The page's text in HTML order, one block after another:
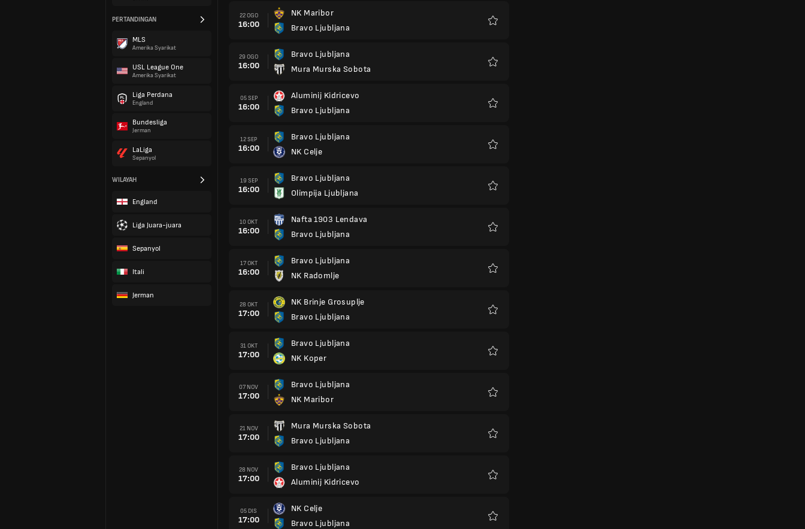
PERTANDINGAN
MLS
Amerika Syarikat
USL League One
Amerika Syarikat
Liga Perdana
England
Bundesliga
Jerman
LaLiga
Sepanyol
WILAYAH
England
Liga Juara-juara
Sepanyol
Itali
Jerman
22 OGO
16:00
NK Maribor
Bravo Ljubljana
29 OGO
16:00
Bravo Ljubljana
Mura Murska Sobota
05 SEP
16:00
Aluminij Kidricevo
Bravo Ljubljana
12 SEP
16:00
Bravo Ljubljana
NK Celje
19 SEP
16:00
Bravo Ljubljana
Olimpija Ljubljana
10 OKT
16:00
Nafta 1903 Lendava
Bravo Ljubljana
17 OKT
16:00
Bravo Ljubljana
NK Radomlje
28 OKT
17:00
NK Brinje Grosuplje
Bravo Ljubljana
31 OKT
17:00
Bravo Ljubljana
NK Koper
07 NOV
17:00
Bravo Ljubljana
NK Maribor
21 NOV
17:00
Mura Murska Sobota
Bravo Ljubljana
28 NOV
17:00
Bravo Ljubljana
Aluminij Kidricevo
05 DIS
17:00
NK Celje
Bravo Ljubljana